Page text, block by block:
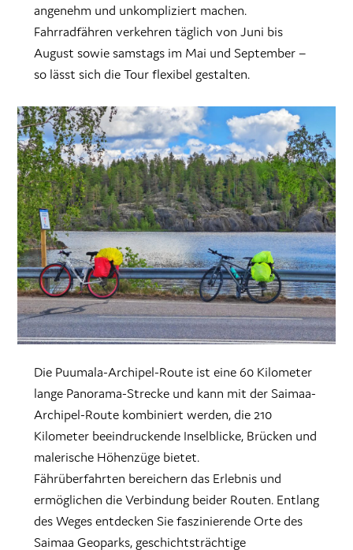
angenehm und unkompliziert machen.
Fahrradfähren verkehren täglich von Juni bis
August sowie samstags im Mai und September –
so lässt sich die Tour flexibel gestalten.
Die Puumala-Archipel-Route ist eine 60 Kilometer
lange Panorama-Strecke und kann mit der Saimaa-
Archipel-Route kombiniert werden, die 210
Kilometer beeindruckende Inselblicke, Brücken und
malerische Höhenzüge bietet.
Fährüberfahrten bereichern das Erlebnis und
ermöglichen die Verbindung beider Routen. Entlang
des Weges entdecken Sie faszinierende Orte des
Saimaa Geoparks, geschichtsträchtige